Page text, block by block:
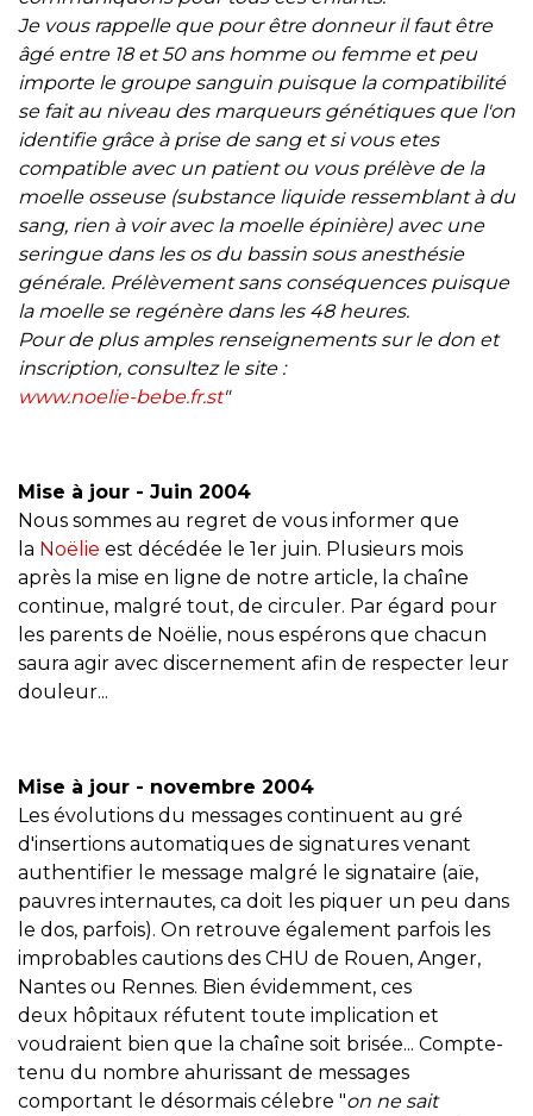
Je vous rappelle que pour être donneur il faut être
âgé entre 18 et 50 ans homme ou femme et peu
importe le groupe sanguin puisque la compatibilité
se fait au niveau des marqueurs génétiques que l'on
identifie grâce à prise de sang et si vous etes
compatible avec un patient ou vous prélève de la
moelle osseuse (substance liquide ressemblant à du
sang, rien à voir avec la moelle épinière) avec une
seringue dans les os du bassin sous anesthésie
générale. Prélèvement sans conséquences puisque
la moelle se regénère dans les 48 heures.
Pour de plus amples renseignements sur le don et
inscription, consultez le site :
www.noelie-bebe.fr.st"
Mise à jour - Juin 2004
Nous sommes au regret de vous informer que
la Noëlie est décédée le 1er juin. Plusieurs mois
après la mise en ligne de notre article, la chaîne
continue, malgré tout, de circuler. Par égard pour
les parents de Noëlie, nous espérons que chacun
saura agir avec discernement afin de respecter leur
douleur...
Mise à jour - novembre 2004
Les évolutions du messages continuent au gré
d'insertions automatiques de signatures venant
authentifier le message malgré le signataire (aïe,
pauvres internautes, ca doit les piquer un peu dans
le dos, parfois). On retrouve également parfois les
improbables cautions des CHU de Rouen, Anger,
Nantes ou Rennes. Bien évidemment, ces
deux hôpitaux réfutent toute implication et
voudraient bien que la chaîne soit brisée... Compte-
tenu du nombre ahurissant de messages
comportant le désormais célebre "on ne sait